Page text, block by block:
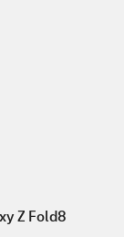
Z Fold8